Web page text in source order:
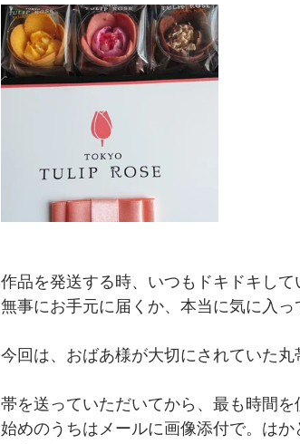
作品を発送する時、いつもドキドキして
無事にお手元に届くか、本当に気に入っ
今回は、おばあ様が大切にされていた
帯を送っていただいてから、最も時間を
始めのうちはメールに画像添付で。は